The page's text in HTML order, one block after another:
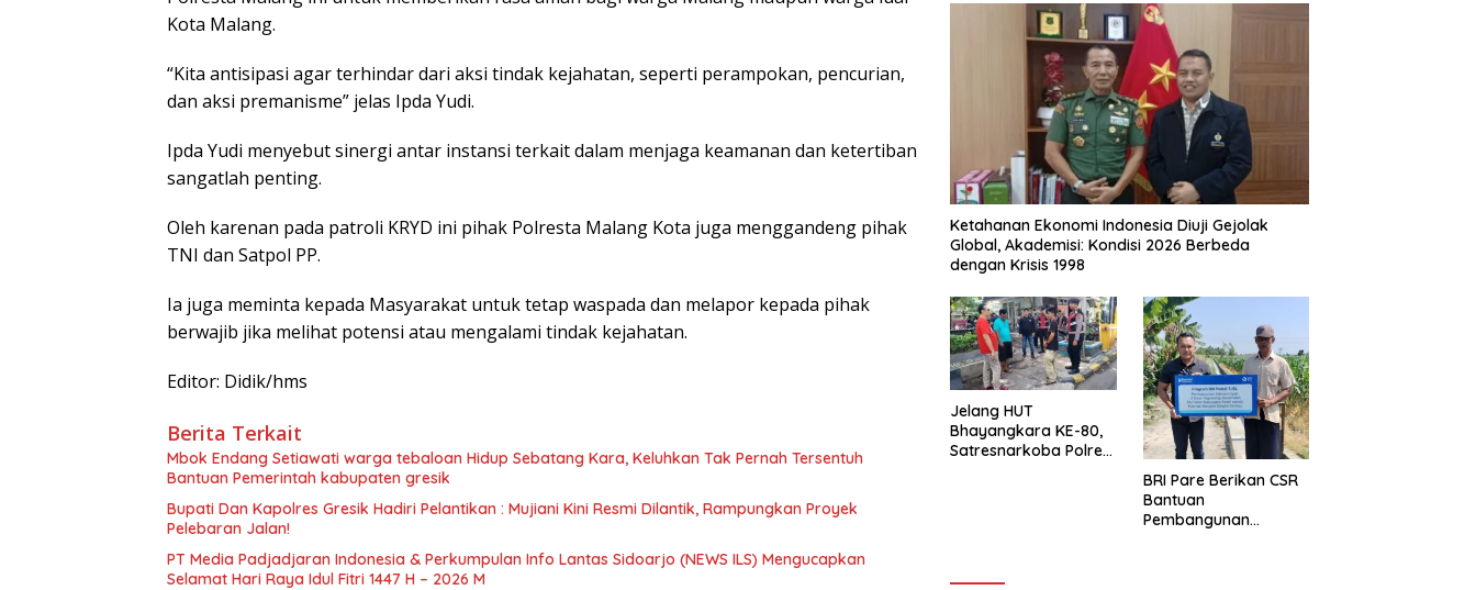
Kota Malang.
“Kita antisipasi agar terhindar dari aksi tindak kejahatan, seperti perampokan, pencurian,
dan aksi premanisme” jelas Ipda Yudi.
Ipda Yudi menyebut sinergi antar instansi terkait dalam menjaga keamanan dan ketertiban
sangatlah penting.
Oleh karenan pada patroli KRYD ini pihak Polresta Malang Kota juga menggandeng pihak
TNI dan Satpol PP.
Ia juga meminta kepada Masyarakat untuk tetap waspada dan melapor kepada pihak
berwajib jika melihat potensi atau mengalami tindak kejahatan.
Editor: Didik/hms
Berita Terkait
Mbok Endang Setiawati warga tebaloan Hidup Sebatang Kara, Keluhkan Tak Pernah Tersentuh
Bantuan Pemerintah kabupaten gresik
​Bupati Dan Kapolres Gresik Hadiri Pelantikan : Mujiani Kini Resmi Dilantik, Rampungkan Proyek
Pelebaran Jalan!
PT Media Padjadjaran Indonesia & Perkumpulan Info Lantas Sidoarjo (NEWS ILS) Mengucapkan
Selamat Hari Raya Idul Fitri 1447 H – 2026 M
Ketahanan Ekonomi Indonesia Diuji Gejolak
Global, Akademisi: Kondisi 2026 Berbeda
dengan Krisis 1998
Jelang HUT
Bhayangkara KE-80,
Satresnarkoba Polres
BRI Pare Berikan CSR
Bantuan
Pembangunan